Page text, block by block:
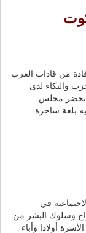
من قادات العرب
والبكاء لدى
يحضر مجلس
بلغة ساخرة
في
وسلوك البشر من
أولادا وأباء